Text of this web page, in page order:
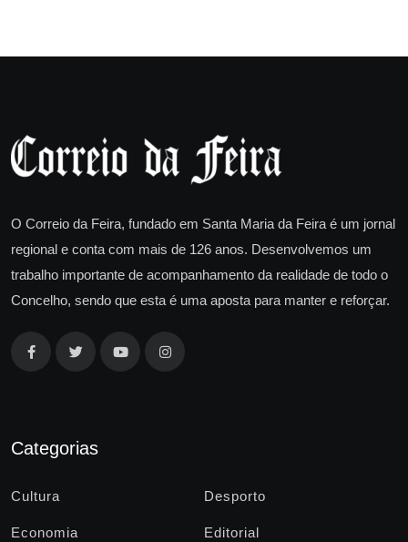
O Correio da Feira, fundado em Santa Maria da Feira é um jornal
regional e conta com mais de 126 anos. Desenvolvemos um
trabalho importante de acompanhamento da realidade de todo o
Concelho, sendo que esta é uma aposta para manter e reforçar.
Categorias
Cultura Desporto
Economia Editorial